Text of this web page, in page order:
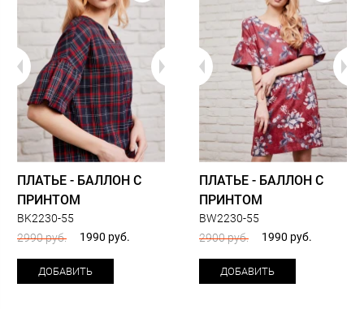
ПЛАТЬЕ - БАЛЛОН С
ПРИНТОМ
BK2230-55
2990 руб.
1990 руб.
ДОБАВИТЬ
ПЛАТЬЕ - БАЛЛОН С
ПРИНТОМ
BW2230-55
2900 руб.
1990 руб.
ДОБАВИТЬ